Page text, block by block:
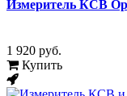
Измеритель КСВ
1 920 руб.
Купить